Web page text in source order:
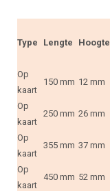
Type Lengte Hoogte
Op
kaart
150 mm 12 mm
Op
kaart
250 mm 26 mm
Op
kaart
355 mm 37 mm
Op
kaart
450 mm 52 mm